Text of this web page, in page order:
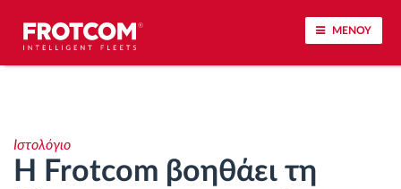
ΜΕΝΟΥ
Ανάλυση οδηγικής συμπεριφοράς
Ιστολόγιο
Η Frotcom βοηθάει τη